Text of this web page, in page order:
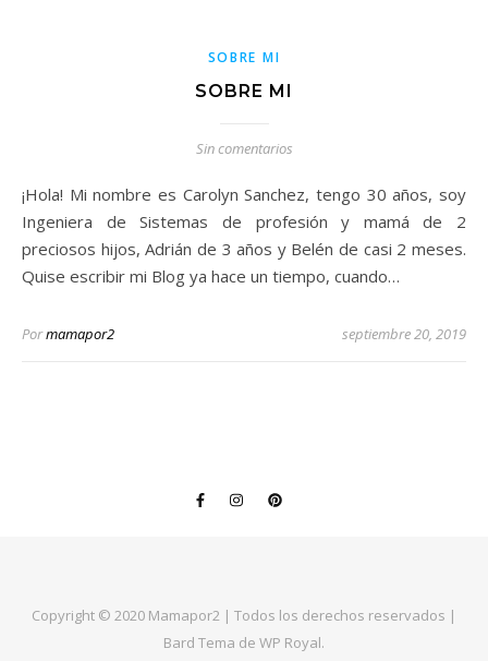
SOBRE MI
SOBRE MI
Sin comentarios
¡Hola! Mi nombre es Carolyn Sanchez, tengo 30 años, soy
Ingeniera de Sistemas de profesión y mamá de 2
preciosos hijos, Adrián de 3 años y Belén de casi 2 meses.
Quise escribir mi Blog ya hace un tiempo, cuando…
Pormamapor2 septiembre 20, 2019
Copyright © 2020 Mamapor2 | Todos los derechos reservados |
Bard Tema de WP Royal.